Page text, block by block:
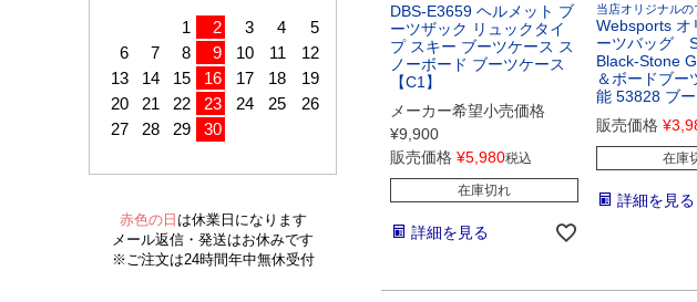
DBS-E3659 ヘルメット ブ
ーツザック リュックタイ
プ スキー ブーツケース ス
ノーボード ブーツケース
【C1】
メーカー希望小売価格
¥9,900
販売価格 ¥5,980税込
在庫切れ
詳細を見る
当店オリジナル
Websports オ
ーツバッグ
Black-Stone
＆ボードブー
能 53828 ブ
販売価格 ¥
在庫
詳細を見る